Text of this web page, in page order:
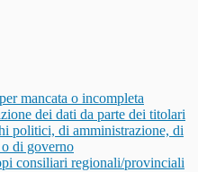
mancata o incompleta
dei dati da parte dei titolari
politici, di amministrazione, di
di governo
consiliari regionali/provinciali